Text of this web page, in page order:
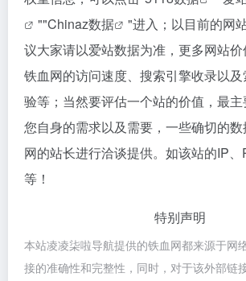
""Chinaz数据
"进入；以目前的网
议大家请以爱站数据为准，更多网站价
铁血网的访问速度、搜索引擎收录以
验等；当然要评估一个站的价值，最
您自身的需求以及需要，一些确切的
网的站长进行洽谈提供。如该站的IP
等！
特别声明
本站凌凌柒啦导航提供的铁血网都来源于网
接的准确性和完整性，同时，对于该外部链